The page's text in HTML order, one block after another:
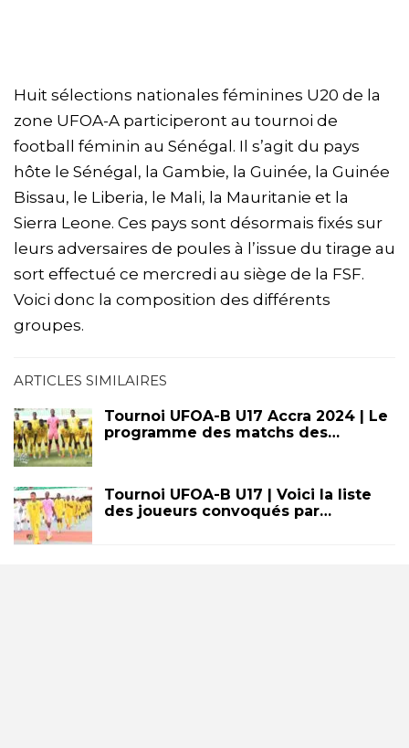
Huit sélections nationales féminines U20 de la
zone UFOA-A participeront au tournoi de
football féminin au Sénégal. Il s’agit du pays
hôte le Sénégal, la Gambie, la Guinée, la Guinée
Bissau, le Liberia, le Mali, la Mauritanie et la
Sierra Leone. Ces pays sont désormais fixés sur
leurs adversaires de poules à l’issue du tirage au
sort effectué ce mercredi au siège de la FSF.
Voici donc la composition des différents
groupes.
ARTICLES SIMILAIRES
Tournoi UFOA-B U17 Accra 2024 | Le
programme des matchs des…
Tournoi UFOA-B U17 | Voici la liste
des joueurs convoqués par…